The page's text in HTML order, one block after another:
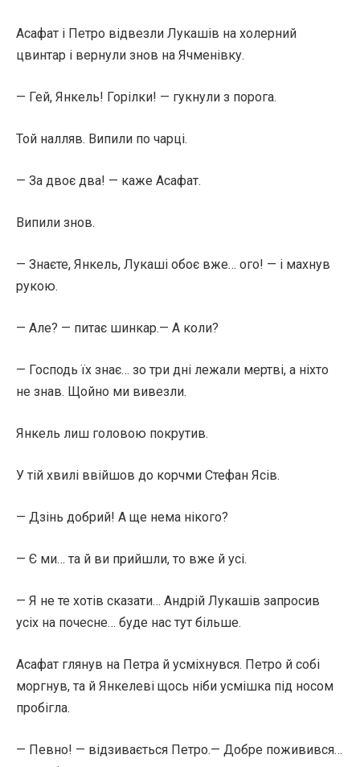
Асафат і Петро відвезли Лукашів на холерний
цвинтар і вернули знов на Ячменівку.
— Гей, Янкель! Горілки! — гукнули з порога.
Той налляв. Випили по чарці.
— За двоє два! — каже Асафат.
Випили знов.
— Знаєте, Янкель, Лукаші обоє вже… ого! — і махнув
рукою.
— Але? — питає шинкар.— А коли?
— Господь їх знає… зо три дні лежали мертві, а ніхто
не знав. Щойно ми вивезли.
Янкель лиш головою покрутив.
У тій хвилі ввійшов до корчми Стефан Ясів.
— Дзінь добрий! А ще нема нікого?
— Є ми… та й ви прийшли, то вже й усі.
— Я не те хотів сказати… Андрій Лукашів запросив
усіх на почесне… буде нас тут більше.
Асафат глянув на Петра й усміхнувся. Петро й собі
моргнув, та й Янкелеві щось ніби усмішка під носом
пробігла.
— Певно! — відзивається Петро.— Добре поживився…